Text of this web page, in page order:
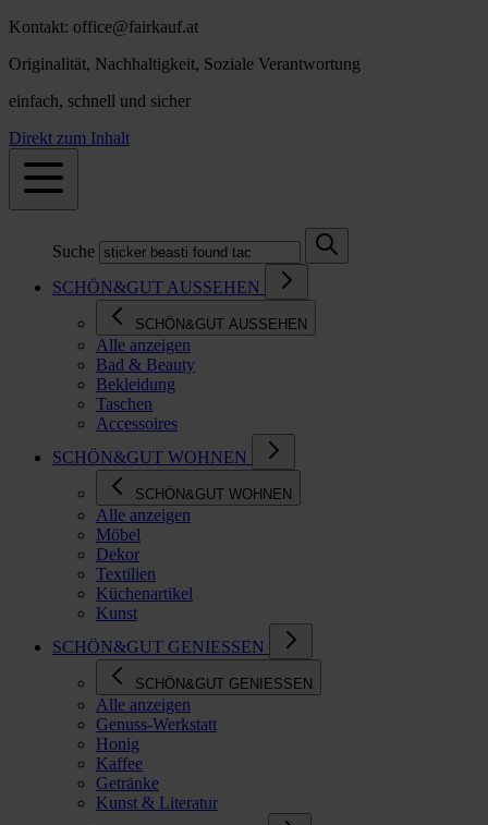
Kontakt: office@fairkauf.at
Originalität, Nachhaltigkeit, Soziale Verantwortung
einfach, schnell und sicher
Direkt zum Inhalt
Suche
SCHÖN&GUT AUSSEHEN
SCHÖN&GUT AUSSEHEN
Alle anzeigen
Bad & Beauty
Bekleidung
Taschen
Accessoires
SCHÖN&GUT WOHNEN
SCHÖN&GUT WOHNEN
Alle anzeigen
Möbel
Dekor
Textilien
Küchenartikel
Kunst
SCHÖN&GUT GENIESSEN
SCHÖN&GUT GENIESSEN
Alle anzeigen
Genuss-Werkstatt
Honig
Kaffee
Getränke
Kunst & Literatur